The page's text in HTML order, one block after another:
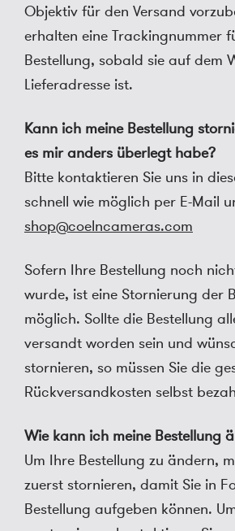
Objektiv für den Versand
erhalten eine Trackingnummer
Bestellung, sobald sie auf dem
Lieferadresse ist.
Kann ich meine Bestellung
es mir anders überlegt habe?
Bitte kontaktieren Sie uns in
schnell wie möglich per E-Mail
shop@coelncameras.com
Sofern Ihre Bestellung noch
wurde, ist eine Stornierung der
möglich. Sollte die Bestellung
versandt worden sein und
stornieren, so müssen Sie die
Rückversandkosten selbst
Wie kann ich meine Bestellung
Um Ihre Bestellung zu ändern,
zuerst stornieren, damit Sie in
Bestellung aufgeben können.